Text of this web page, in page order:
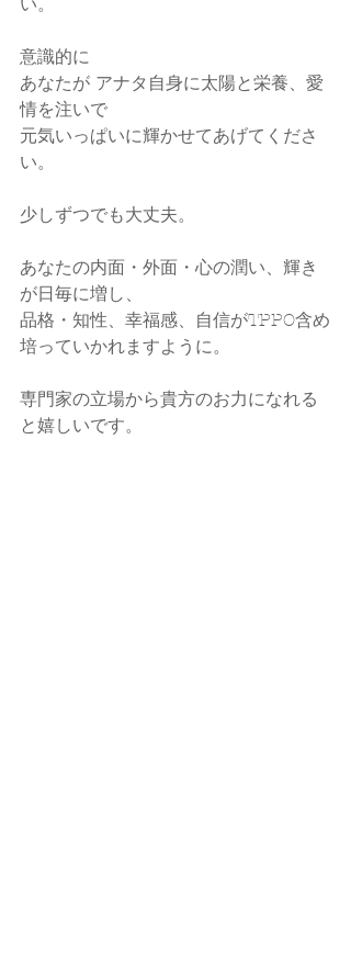
意識的に
あなたが アナタ自身に太陽と栄養、愛
情を注いで
元気いっぱいに輝かせてあげてくださ
い。
少しずつでも大丈夫。
あなたの内面・外面・心の潤い、輝き
が日毎に増し、
品格・知性、幸福感、自信がTPPO含め
培っていかれますように。
専門家の立場から貴方のお力になれる
と嬉しいです。